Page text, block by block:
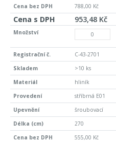
788,00 Kč
953,48 Kč
C-43-2701
>10 ks
hliník
stříbrná E01
šroubovací
270
555,00 Kč